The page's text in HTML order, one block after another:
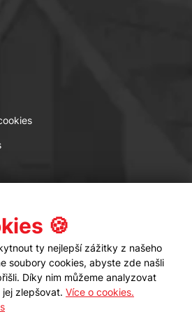
Sledujte nás
🍪
ty nejlepší zážitky z našeho
soubory cookies, abyste zde našli
Díky nim můžeme analyzovat
zlepšovat. Více o cookies.